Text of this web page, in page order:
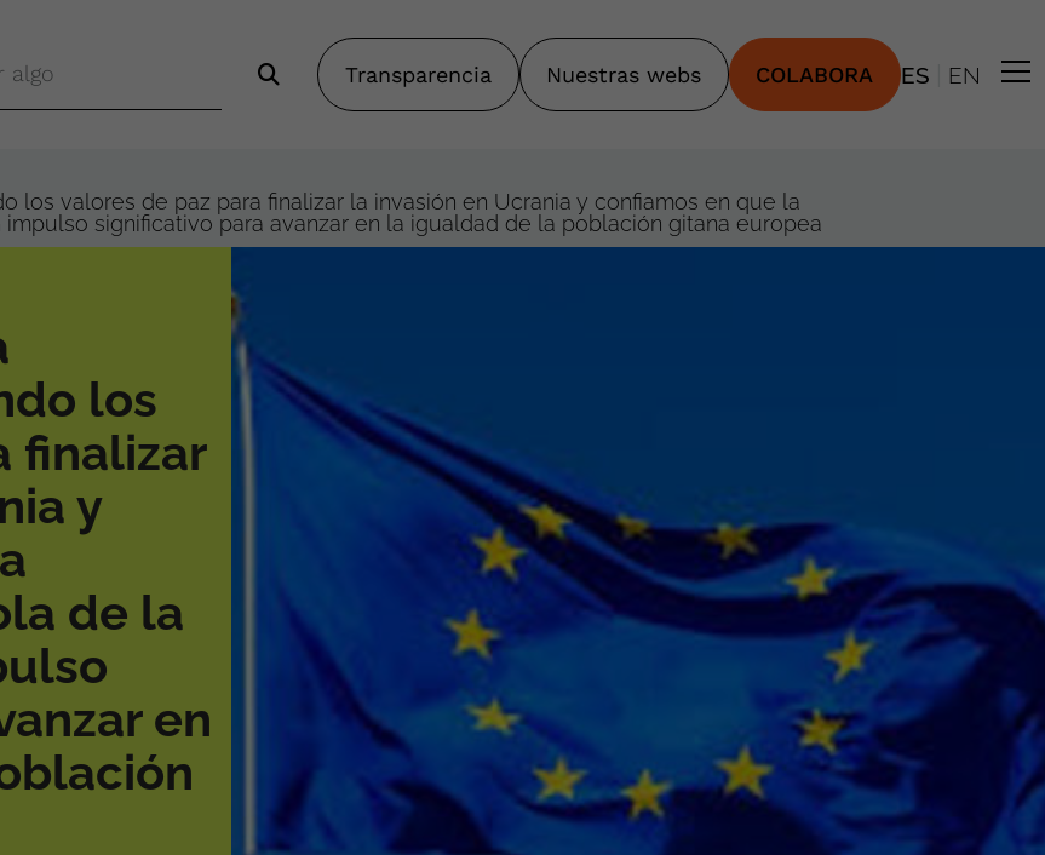
Transparencia Nuestras webs COLABORA ES EN
los valores de paz para finalizar la invasión en Ucrania y confiamos en que la
significativo para avanzar en la igualdad de la población gitana europea
los
finalizar
y
de la
en